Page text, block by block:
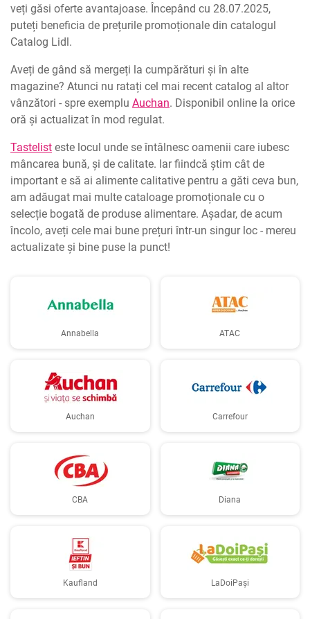
veți găsi oferte avantajoase. Începând cu 28.07.2025,
puteți beneficia de prețurile promoționale din catalogul
Catalog Lidl.
Aveți de gând să mergeți la cumpărături și în alte
magazine? Atunci nu ratați cel mai recent catalog al altor
vânzători - spre exemplu Auchan. Disponibil online la orice
oră și actualizat în mod regulat.
Tastelist este locul unde se întâlnesc oamenii care iubesc
mâncarea bună, și de calitate. Iar fiindcă știm cât de
important e să ai alimente calitative pentru a găti ceva bun,
am adăugat mai multe cataloage promoționale cu o
selecție bogată de produse alimentare. Așadar, de acum
încolo, aveți cele mai bune prețuri într-un singur loc - mereu
actualizate și bine puse la punct!
Annabella ATAC
Auchan Carrefour
CBA Diana
Kaufland LaDoiPași